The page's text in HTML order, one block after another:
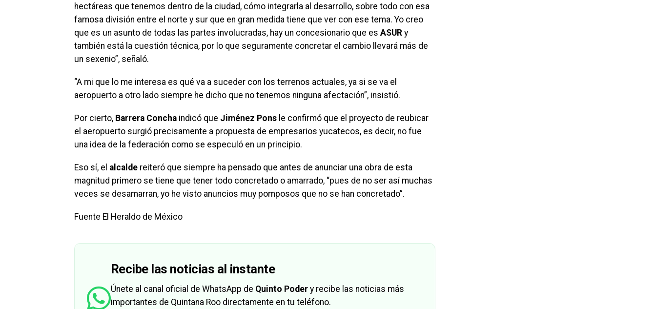
hectáreas que tenemos dentro de la ciudad, cómo integrarla al desarrollo, sobre todo con esa
famosa división entre el norte y sur que en gran medida tiene que ver con ese tema. Yo creo
que es un asunto de todas las partes involucradas, hay un concesionario que es ASUR y
también está la cuestión técnica, por lo que seguramente concretar el cambio llevará más de
un sexenio”, señaló.
“A mi que lo me interesa es qué va a suceder con los terrenos actuales, ya si se va el
aeropuerto a otro lado siempre he dicho que no tenemos ninguna afectación”, insistió.
Por cierto, Barrera Concha indicó que Jiménez Pons le confirmó que el proyecto de reubicar
el aeropuerto surgió precisamente a propuesta de empresarios yucatecos, es decir, no fue
una idea de la federación como se especuló en un principio.
Eso sí, el alcalde reiteró que siempre ha pensado que antes de anunciar una obra de esta
magnitud primero se tiene que tener todo concretado o amarrado, “pues de no ser así muchas
veces se desamarran, yo he visto anuncios muy pomposos que no se han concretado”.
Fuente El Heraldo de México
Recibe las noticias al instante
Únete al canal oficial de WhatsApp de Quinto Poder y recibe las noticias más
importantes de Quintana Roo directamente en tu teléfono.